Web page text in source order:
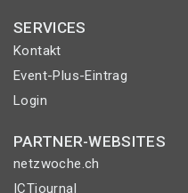
SERVICES
Kontakt
Event-Plus-Eintrag
Login
PARTNER-WEBSITES
netzwoche.ch
ICTjournal